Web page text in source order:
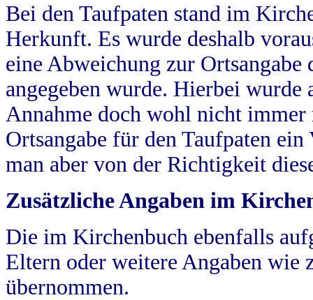
Bei den Taufpaten stand im
Herkunft. Es wurde deshalb
eine Abweichung zur
angegeben wurde. Hierbei wurde
Annahme doch wohl nicht
Ortsangabe für den Taufpaten
man aber von der Richtigkeit
Zusätzliche Angaben im
Die im Kirchenbuch ebenfalls
Eltern oder weitere Angaben wie
übernommen.